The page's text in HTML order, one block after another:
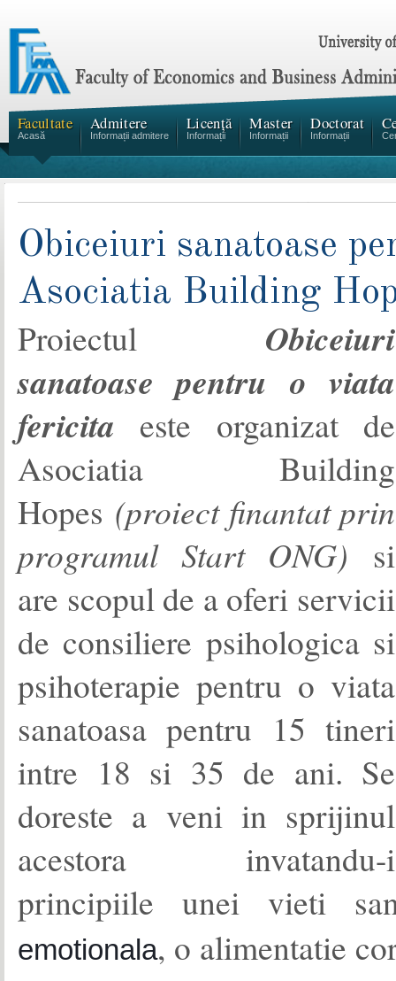
Facultate
Acasă
Admitere
Informații admitere
Licență
Informații
Master
Informații
Doctorat
Informații
Obiceiuri sanatoase
Asociatia Building
Proiectul
Obiceiuri
sanatoase pentru o viata
fericita este organizat de
Asociatia Building
Hopes (proiect finantat prin
programul Start ONG) si
are scopul de a oferi servicii
de consiliere psihologica si
psihoterapie pentru o viata
sanatoasa pentru 15 tineri
intre 18 si 35 de ani. Se
doreste a veni in sprijinul
acestora invatandu-i
principiile unei vieti
emotionala, o alimentatie